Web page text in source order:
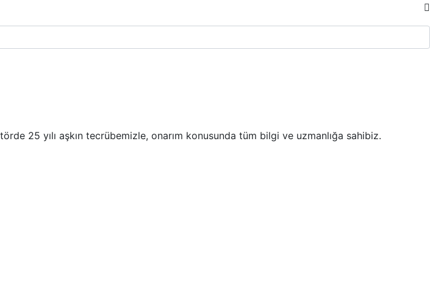
25 yılı aşkın tecrübemizle, onarım konusunda tüm bilgi ve uzmanlığa sahibiz.